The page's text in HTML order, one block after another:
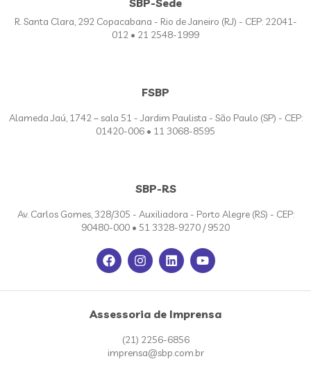
SBP-Sede
R. Santa Clara, 292 Copacabana - Rio de Janeiro (RJ) - CEP: 22041-
012 • 21 2548-1999
FSBP
Alameda Jaú, 1742 – sala 51 - Jardim Paulista - São Paulo (SP) - CEP:
01420-006 • 11 3068-8595
SBP-RS
Av. Carlos Gomes, 328/305 - Auxiliadora - Porto Alegre (RS) - CEP:
90480-000 • 51 3328-9270 / 9520
Assessoria de Imprensa
(21) 2256-6856
imprensa@sbp.com.br